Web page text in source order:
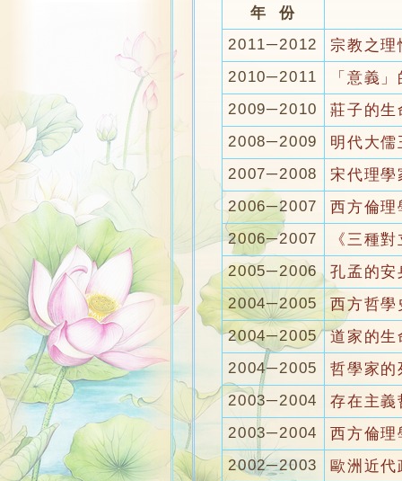
年 份
2011─2012
宗教之理
2010─2011
「意義
2009─2010
莊子的生
2008─2009
明代大
2007─2008
宋代理學
2006─2007
西方倫
2006─2007
《三種
2005─2006
孔孟的安
2004─2005
西方哲學
2004─2005
道家的生
2004─2005
哲學家的
2003─2004
存在主義
2003─2004
西方倫理
2002─2003
歐洲近代